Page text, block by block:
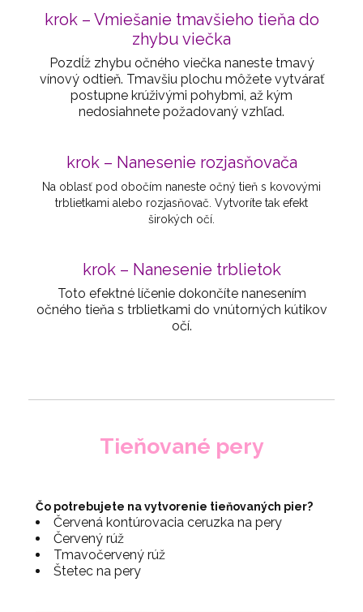
krok – Vmiešanie tmavšieho tieňa do
zhybu viečka
Pozdĺž zhybu očného viečka naneste tmavý
vínový odtieň. Tmavšiu plochu môžete vytvárať
postupne krúživými pohybmi, až kým
nedosiahnete požadovaný vzhľad.
krok – Nanesenie rozjasňovača
Na oblasť pod obočím naneste očný tieň s kovovými
trblietkami alebo rozjasňovač. Vytvoríte tak efekt
širokých očí.
krok – Nanesenie trblietok
Toto efektné líčenie dokončíte nanesením
očného tieňa s trblietkami do vnútorných kútikov
očí.
Tieňované pery
Čo potrebujete na vytvorenie tieňovaných pier?
Červená kontúrovacia ceruzka na pery
Červený rúž
Tmavočervený rúž
Štetec na pery